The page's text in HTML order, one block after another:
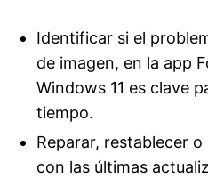
Identificar si el
de imagen, en la app
Windows 11 es clave
tiempo.
Reparar, restablecer
con las últimas